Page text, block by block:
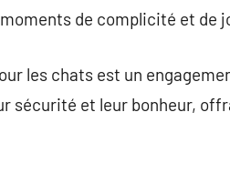
de complicité et de
les chats est un
sécurité et leur bonheur,